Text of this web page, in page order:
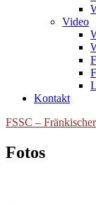
Video
Kontakt
FSSC –
Fotos